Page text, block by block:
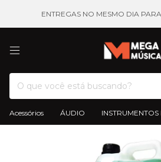
ENTREGAS NO MESMO DIA
Acessórios ÁUDIO INSTRUMENTOS